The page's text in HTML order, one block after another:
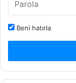
Beni hatırla